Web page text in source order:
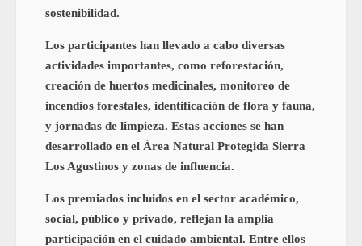
sostenibilidad.
Los participantes han llevado a cabo diversas
actividades importantes, como reforestación,
creación de huertos medicinales, monitoreo de
incendios forestales, identificación de flora y fauna,
y jornadas de limpieza. Estas acciones se han
desarrollado en el Área Natural Protegida Sierra
Los Agustinos y zonas de influencia.
Los premiados incluidos en el sector académico,
social, público y privado, reflejan la amplia
participación en el cuidado ambiental. Entre ellos